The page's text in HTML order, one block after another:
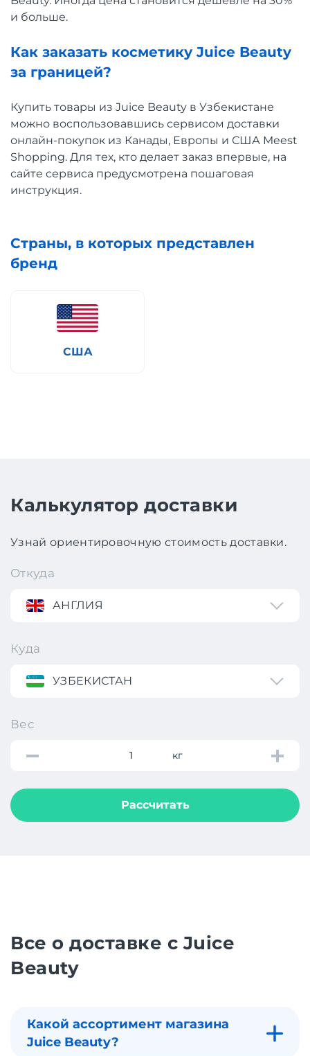
и больше.
Как заказать косметику Juice Beauty
за границей?
Купить товары из Juice Beauty в Узбекистане
можно воспользовавшись сервисом доставки
онлайн-покупок из Канады, Европы и США Meest
Shopping. Для тех, кто делает заказ впервые, на
сайте сервиса предусмотрена пошаговая
инструкция.
Страны, в которых представлен
бренд
США
Калькулятор доставки
Узнай ориентировочную стоимость доставки.
Откуда
АНГЛИЯ
Куда
УЗБЕКИСТАН
Вес
кг
Рассчитать
Все о доставке с Juice
Beauty
Какой ассортимент магазина
Juice Beauty?